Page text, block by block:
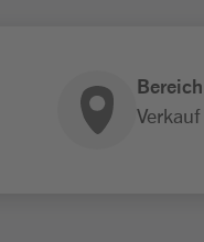
Bereich
Verkauf